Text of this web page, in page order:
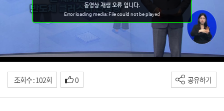
조회수 : 102회 0 공유하기